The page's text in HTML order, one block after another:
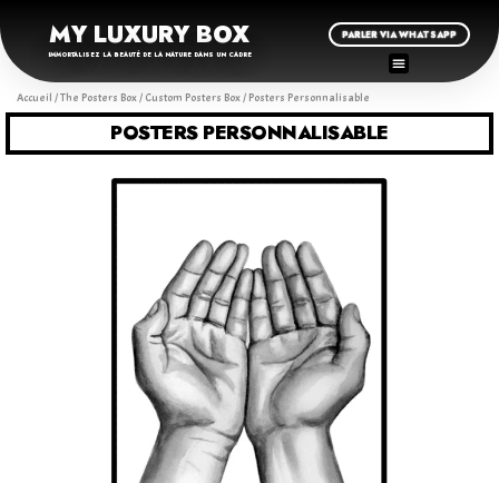
MY LUXURY BOX
IMMORTALISEZ LA BEAUTÉ DE LA NATURE DANS UN CADRE
PARLER VIA WHATSAPP
Accueil /The Posters Box/ Custom Posters Box/ Posters Personnalisable
POSTERS PERSONNALISABLE